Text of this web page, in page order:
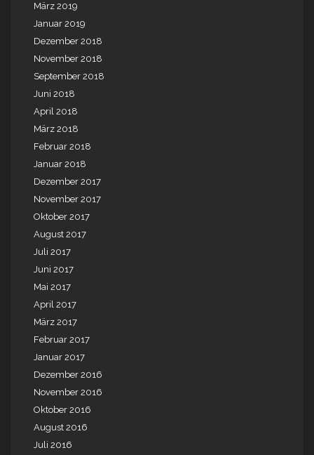
März 2019
Januar 2019
Dezember 2018
November 2018
September 2018
Juni 2018
April 2018
März 2018
Februar 2018
Januar 2018
Dezember 2017
November 2017
Oktober 2017
August 2017
Juli 2017
Juni 2017
Mai 2017
April 2017
März 2017
Februar 2017
Januar 2017
Dezember 2016
November 2016
Oktober 2016
August 2016
Juli 2016